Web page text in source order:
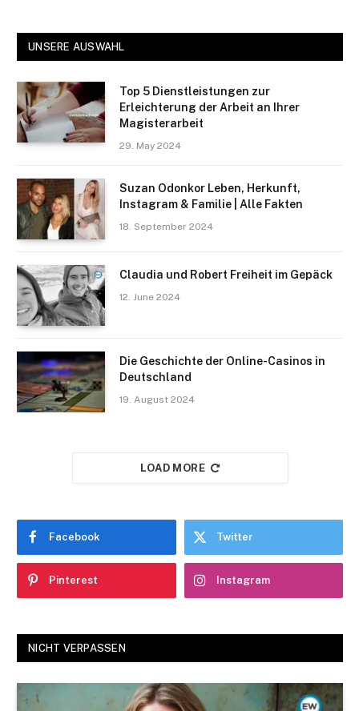
UNSERE AUSWAHL
Top 5 Dienstleistungen zur
Erleichterung der Arbeit an Ihrer
Magisterarbeit
29. May 2024
Suzan Odonkor Leben, Herkunft,
Instagram & Familie | Alle Fakten
18. September 2024
Claudia und Robert Freiheit im Gepäck
12. June 2024
Die Geschichte der Online-Casinos in
Deutschland
19. August 2024
LOAD MORE
Facebook Twitter
Pinterest Instagram
NICHT VERPASSEN